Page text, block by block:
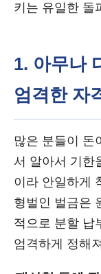
키는 유일한 돌
1. 아무나
엄격한 자
많은 분들이 돈
서 알아서 기한
이라 안일하게
형벌인 벌금은
적으로 분할 납
엄격하게 정해